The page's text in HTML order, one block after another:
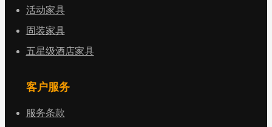
活动家具
固装家具
五星级酒店家具
客户服务
服务条款